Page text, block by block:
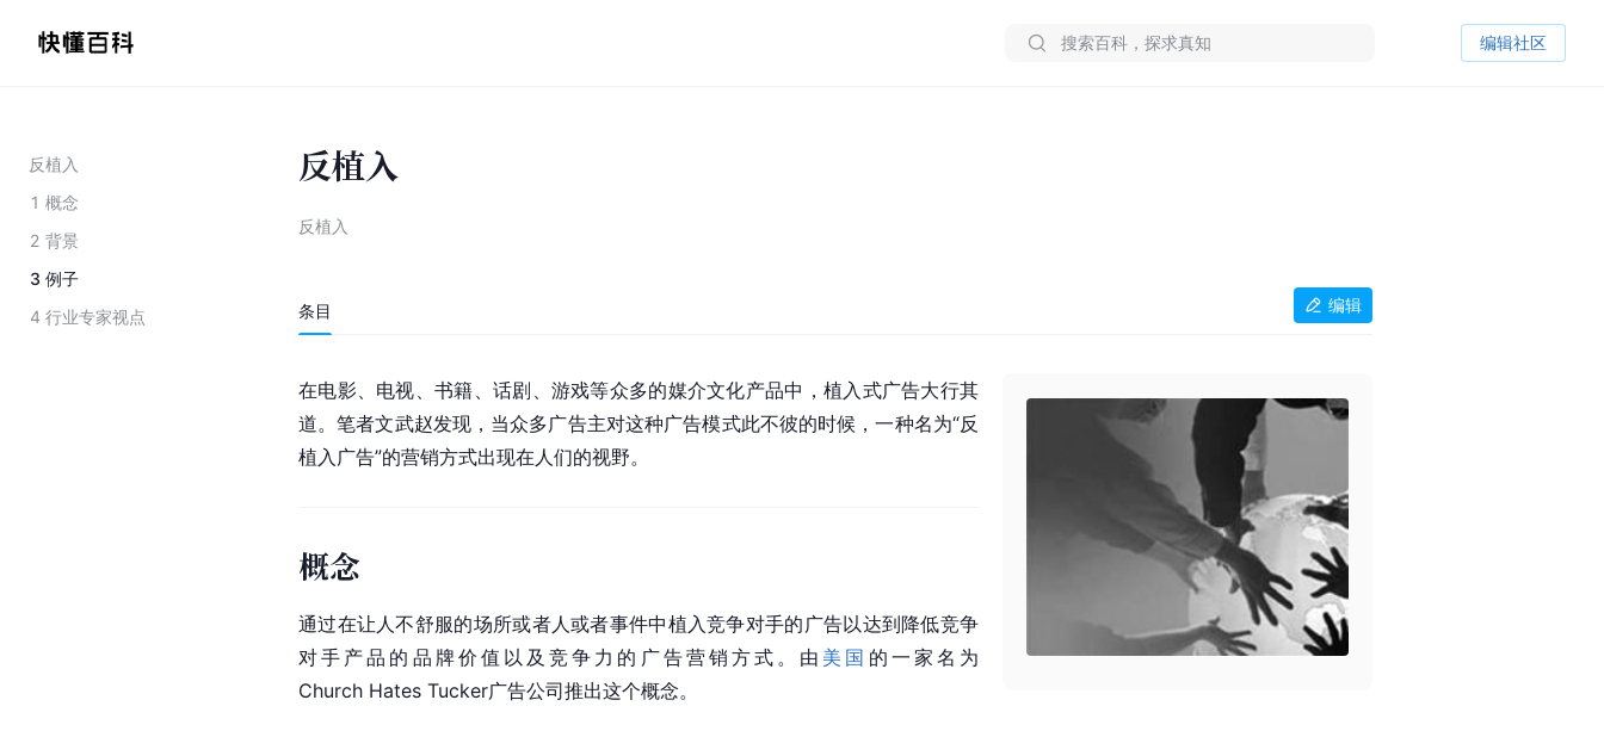
编辑社区
反植入
1 概念
2 背景
3 例子
4 行业专家视点
反植入
反植入
条目 编辑
在电影、电视、书籍、话剧、游戏等众多的媒介文化产品中，植入式广告大行其
道。笔者文武赵发现，当众多广告主对这种广告模式此不彼的时候，一种名为“反
植入广告”的营销方式出现在人们的视野。
概念
通过在让人不舒服的场所或者人或者事件中植入竞争对手的广告以达到降低竞争
对手产品的品牌价值以及竞争力的广告营销方式。由 美国 的一家名为
Church Hates Tucker广告公司推出这个概念。